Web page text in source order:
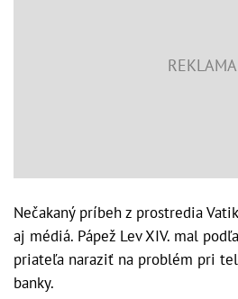
Nečakaný príbeh z prostredia
aj médiá. Pápež Lev XIV. mal
priateľa naraziť na problém pri
banky.